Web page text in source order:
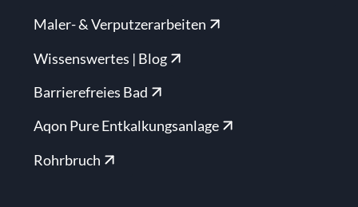
Maler- & Verputzerarbeiten
Wissenswertes | Blog
Barrierefreies Bad
Aqon Pure Entkalkungsanlage
Rohrbruch